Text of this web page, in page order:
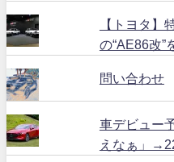
【トヨタ】
の“AE86改”
問い合わせ
車デビュー
えなぁ」